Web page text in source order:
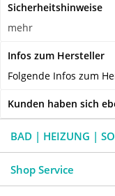
Sicherheitshinweise
mehr
Infos zum Hersteller
Folgende Infos zum
Kunden haben sich
BAD | HEIZUNG |
Shop Service